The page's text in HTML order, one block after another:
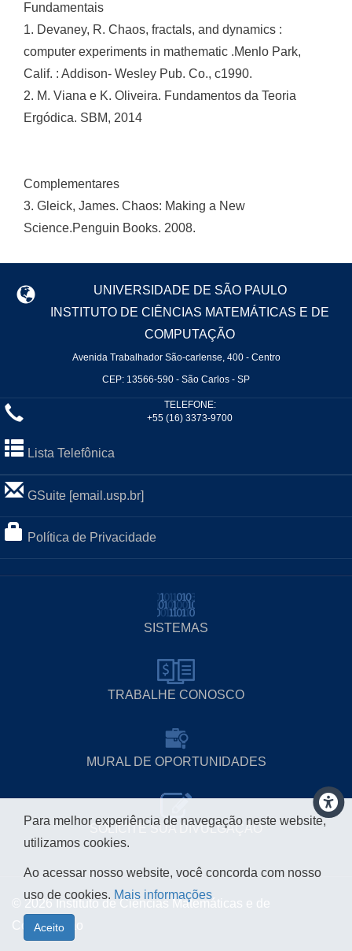
Fundamentais
1. Devaney, R. Chaos, fractals, and dynamics :
computer experiments in mathematic .Menlo Park,
Calif. : Addison- Wesley Pub. Co., c1990.
2. M. Viana e K. Oliveira. Fundamentos da Teoria
Ergódica. SBM, 2014
Complementares
3. Gleick, James. Chaos: Making a New
Science.Penguin Books. 2008.
UNIVERSIDADE DE SÃO PAULO
INSTITUTO DE CIÊNCIAS MATEMÁTICAS E DE
COMPUTAÇÃO
Avenida Trabalhador São-carlense, 400 - Centro
CEP: 13566-590 - São Carlos - SP
TELEFONE:
+55 (16) 3373-9700
Lista Telefônica
GSuite [email.usp.br]
Política de Privacidade
SISTEMAS
TRABALHE CONOSCO
MURAL DE OPORTUNIDADES
SOLICITE SUA DIVULGAÇÃO
© 2026 Instituto de Ciências Matemáticas e de
Computação
Para melhor experiência de navegação neste website,
utilizamos cookies.
Ao acessar nosso website, você concorda com nosso
uso de cookies. Mais informações
Aceito